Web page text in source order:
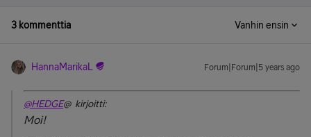
3 kommenttia Vanhin ensin
HannaMarikaL Forum|Forum|5 years ago
@HEDGE@ kirjoitti:
Moi!